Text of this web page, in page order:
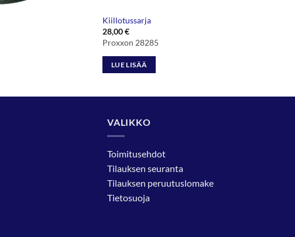
Kiillotussarja
28,00€
Proxxon 28285
LUE LISÄÄ
VALIKKO
Toimitusehdot
Tilauksen seuranta
Tilauksen peruutuslomake
Tietosuoja